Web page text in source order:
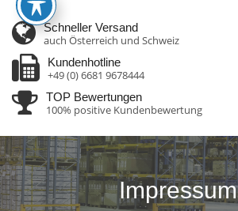
Schneller Versand
auch Österreich und Schweiz
Kundenhotline
+49 (0) 6681 9678444
TOP Bewertungen
100% positive Kundenbewertung
Impressum